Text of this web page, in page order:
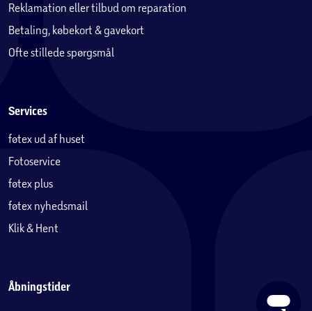
Reklamation eller tilbud om reparation
Betaling, købekort & gavekort
Ofte stillede spørgsmål
Services
føtex ud af huset
Fotoservice
føtex plus
føtex nyhedsmail
Klik & Hent
Åbningstider